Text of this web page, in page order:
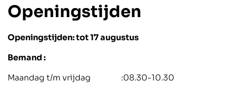
Openingstijden
Openingstijden: tot 17 augustus
Bemand :
Maandag t/m vrijdag :08.30-10.30